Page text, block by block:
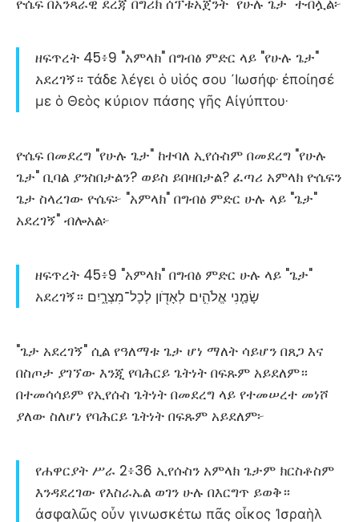
ዘፍጥረት 45፥9 "አምላክ" በግብፅ ምድር ላይ "የሁሉ ጌታ"
አደረገኝ። τάδε λέγει ὁ υἱός σου ᾿Ιωσήφ· ἐποίησέ
με ὁ Θεὸς κύριον πάσης γῆς Αἰγύπτου·
ዮሴፍ በመደረግ "የሁሉ ጌታ" ከተባለ ኢየሱስም በመደረግ "የሁሉ
ጌታ" ቢባል ያንስበታልን? ወይስ ይበዛበታል? ፈጣሪ አምላክ ዮሴፍን
ጌታ ስላረገው ዮሴፍ፦ "አምላክ" በግብፅ ምድር ሁሉ ላይ "ጌታ"
አደረገኝ" ብሎአል፦
ዘፍጥረት 45፥9 "አምላክ" በግብፅ ምድር ሁሉ ላይ "ጌታ"
አደረገኝ። שָׂמַ֧נִי אֱלֹהִ֛ים לְאָדֹ֖ון לְכָל־מִצְרָ֑יִם
"ጌታ አደረገኝ" ሲል የዓለማቱ ጌታ ሆነ ማለት ሳይሆን በጸጋ እና
በስጦታ ያገኘው እንጂ የባሕርይ ጌትነት በፍጹም አይደለም።
በተመሳሳይም የኢየሱስ ጌትነት በመደረግ ላይ የተመሠረተ መነሾ
ያለው ስለሆነ የባሕርይ ጌትነት በፍጹም አይደለም፦
የሐዋርያት ሥራ 2፥36 ኢየሱስን አምላክ ጌታም ክርስቶስም
እንዳደረገው የእስራኤል ወገን ሁሉ በእርግጥ ይወቅ።
ἀσφαλῶς οὖν γινωσκέτω πᾶς οἶκος Ἰσραὴλ